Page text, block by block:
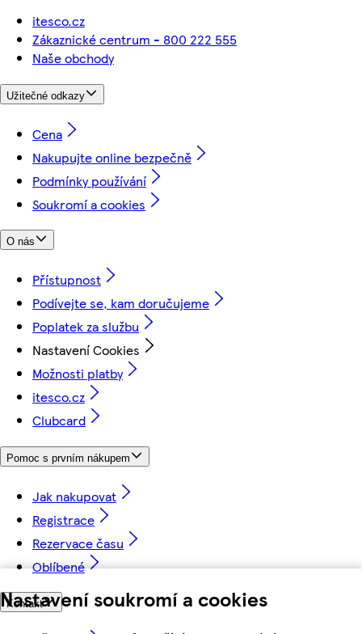
Nastavení soukromí a cookies
itesco.cz
Zákaznické centrum - 800 222 555
Naše obchody
Užitečné odkazy
Cena
Nakupujte online bezpečně
Podmínky používání
Soukromí a cookies
O nás
Přístupnost
Podívejte se, kam doručujeme
Poplatek za službu
Nastavení Cookies
Možnosti platby
itesco.cz
Clubcard
Pomoc s prvním nákupem
Jak nakupovat
Registrace
Rezervace času
Oblíbené
Kontakt